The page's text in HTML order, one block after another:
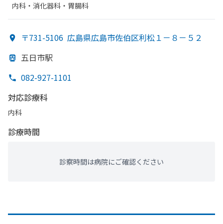
内科・​消化器科・​胃腸科
〒731-5106 広島県広島市佐伯区利松１－８－５２
五日市駅
082-927-1101
対応診療科
内科
診療時間
診察時間は病院にご確認ください